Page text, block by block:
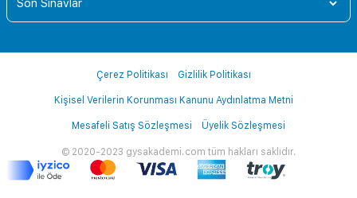
Son Sınavlar
© 2020-2023 gysakademi.com tüm hakları saklıdır.
Çerez Politikası Gizlilik Politikası
Kişisel Verilerin Korunması Kanunu Aydınlatma Metni
Mesafeli Satış Sözleşmesi Üyelik Sözleşmesi